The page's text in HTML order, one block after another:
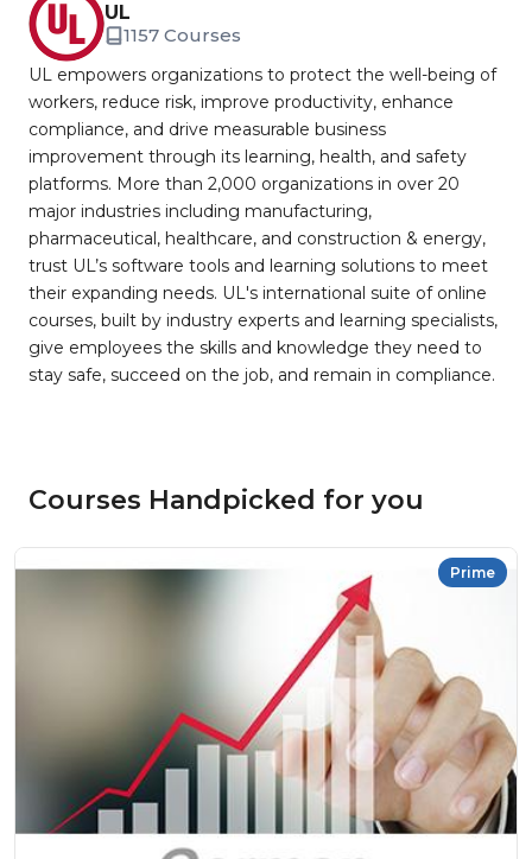
UL
1157 Courses
UL empowers organizations to protect the well-being of
workers, reduce risk, improve productivity, enhance
compliance, and drive measurable business
improvement through its learning, health, and safety
platforms. More than 2,000 organizations in over 20
major industries including manufacturing,
pharmaceutical, healthcare, and construction & energy,
trust UL’s software tools and learning solutions to meet
their expanding needs. UL's international suite of online
courses, built by industry experts and learning specialists,
give employees the skills and knowledge they need to
stay safe, succeed on the job, and remain in compliance.
Courses Handpicked for you
Prime